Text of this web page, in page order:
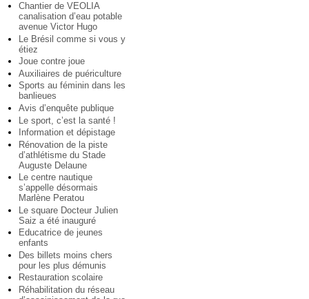
Chantier de VEOLIA
canalisation d’eau potable
avenue Victor Hugo
Le Brésil comme si vous y
étiez
Joue contre joue
Auxiliaires de puériculture
Sports au féminin dans les
banlieues
Avis d’enquête publique
Le sport, c’est la santé !
Information et dépistage
Rénovation de la piste
d’athlétisme du Stade
Auguste Delaune
Le centre nautique
s’appelle désormais
Marlène Peratou
Le square Docteur Julien
Saiz a été inauguré
Educatrice de jeunes
enfants
Des billets moins chers
pour les plus démunis
Restauration scolaire
Réhabilitation du réseau